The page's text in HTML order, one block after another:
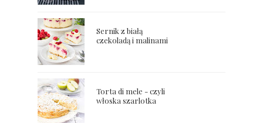
Sernik z białą
czekoladą i malinami
Torta di mele - czyli
włoska szarlotka